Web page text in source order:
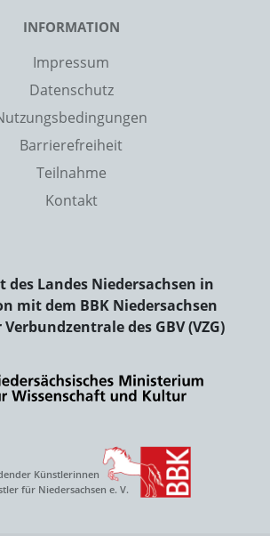
INFORMATION
Impressum
Datenschutz
Barrierefreiheit
Teilnahme
Kontakt
des Landes Niedersachsen in
mit dem BBK Niedersachsen
des GBV (VZG)
Künstlerinnen
für Niedersachsen e. V.